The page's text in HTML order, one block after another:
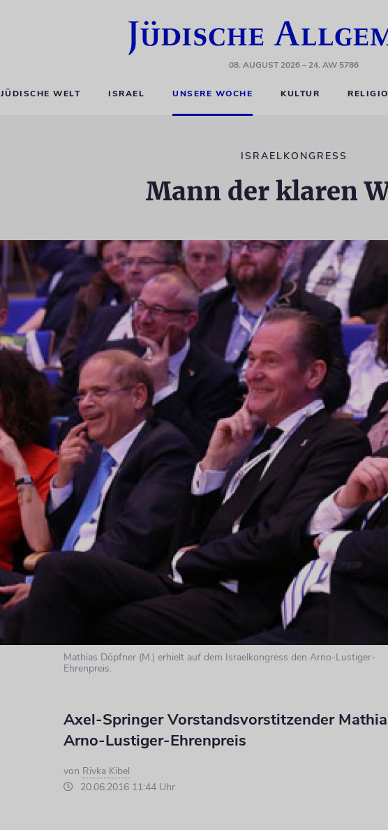
08. AUGUST 2026– 24. AW 5786
JÜDISCHE WELT ISRAEL UNSERE WOCHE KULTUR
ISRAELKONGRESS
Mann der klaren
Mathias Döpfner (M.) erhielt auf dem Israelkongress den Arno-Lustiger-
Ehrenpreis.
Axel-Springer Vorstandsvorstitzender
Arno-Lustiger-Ehrenpreis
von Rivka Kibel
20.06.2016 11:44 Uhr